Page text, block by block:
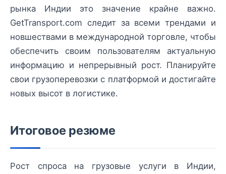
рынка Индии это значение крайне важно.
GetTransport.com следит за всеми трендами и
новшествами в международной торговле, чтобы
обеспечить своим пользователям актуальную
информацию и непрерывный рост. Планируйте
свои грузоперевозки с платформой и достигайте
новых высот в логистике.
Итоговое резюме
Рост спроса на грузовые услуги в Индии,